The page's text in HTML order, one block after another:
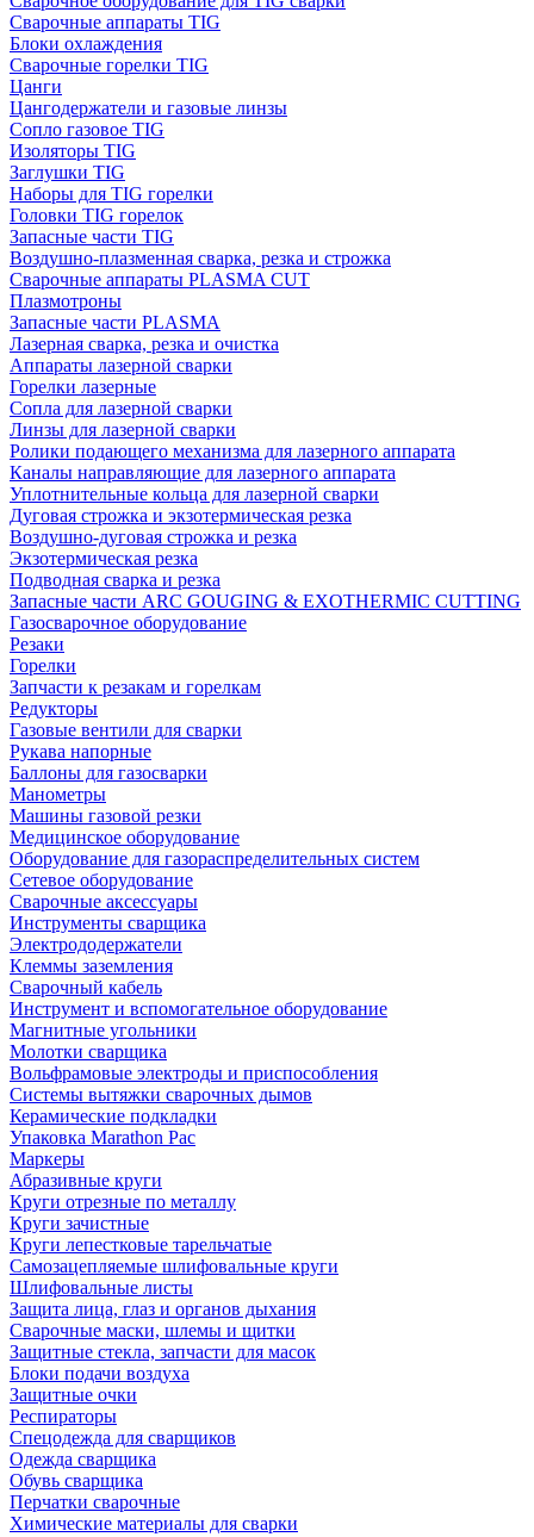
Сварочные аппараты TIG
Блоки охлаждения
Сварочные горелки TIG
Цанги
Цангодержатели и газовые линзы
Сопло газовое TIG
Изоляторы TIG
Заглушки TIG
Наборы для TIG горелки
Головки TIG горелок
Запасные части TIG
Воздушно-плазменная сварка, резка и строжка
Сварочные аппараты PLASMA CUT
Плазмотроны
Запасные части PLASMA
Лазерная сварка, резка и очистка
Аппараты лазерной сварки
Горелки лазерные
Сопла для лазерной сварки
Линзы для лазерной сварки
Ролики подающего механизма для лазерного аппарата
Каналы направляющие для лазерного аппарата
Уплотнительные кольца для лазерной сварки
Дуговая строжка и экзотермическая резка
Воздушно-дуговая строжка и резка
Экзотермическая резка
Подводная сварка и резка
Запасные части ARC GOUGING & EXOTHERMIC CUTTING
Газосварочное оборудование
Резаки
Горелки
Запчасти к резакам и горелкам
Редукторы
Газовые вентили для сварки
Рукава напорные
Баллоны для газосварки
Манометры
Машины газовой резки
Медицинское оборудование
Оборудование для газораспределительных систем
Сетевое оборудование
Сварочные аксессуары
Инструменты сварщика
Электрододержатели
Клеммы заземления
Сварочный кабель
Инструмент и вспомогательное оборудование
Магнитные угольники
Молотки сварщика
Вольфрамовые электроды и приспособления
Системы вытяжки сварочных дымов
Керамические подкладки
Упаковка Marathon Pac
Маркеры
Абразивные круги
Круги отрезные по металлу
Круги зачистные
Круги лепестковые тарельчатые
Самозацепляемые шлифовальные круги
Шлифовальные листы
Защита лица, глаз и органов дыхания
Сварочные маски, шлемы и щитки
Защитные стекла, запчасти для масок
Блоки подачи воздуха
Защитные очки
Респираторы
Спецодежда для сварщиков
Одежда сварщика
Обувь сварщика
Перчатки сварочные
Химические материалы для сварки